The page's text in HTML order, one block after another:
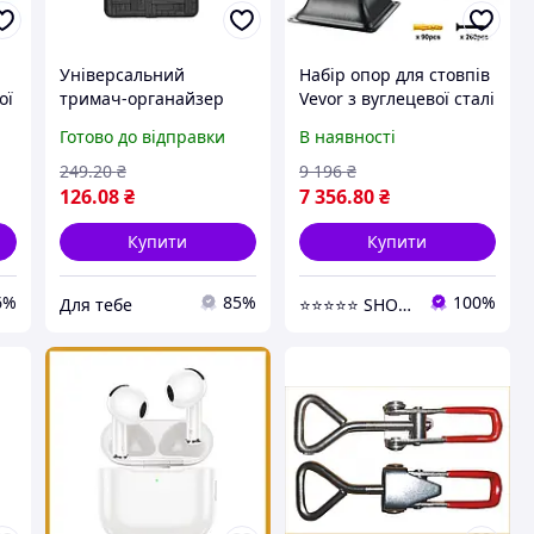
Універсальний
тримач-органайзер
будь-яким кутом
Готово до відправки
126.08 ₴
249.20 ₴
Купити
Для тебе 85%
Набір опор для стовпів
Vevor з вуглецевої сталі
бруса 153х153х62 мм
В наявності
7 356.80₴
9 196 ₴
Купити
⭐️⭐️⭐️⭐️⭐️ SHOPPEEE 100%